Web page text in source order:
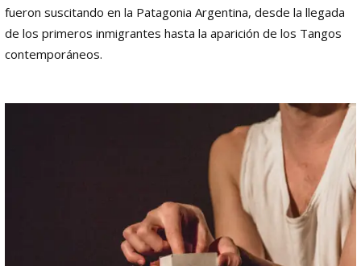
fueron suscitando en la Patagonia Argentina, desde la llegada
de los primeros inmigrantes hasta la aparición de los Tangos
contemporáneos.